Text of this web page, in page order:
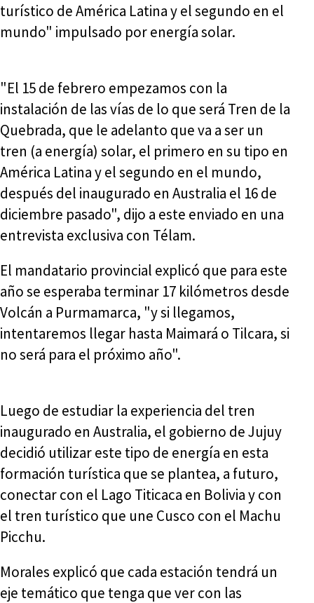
turístico de América Latina y el segundo en el
mundo" impulsado por energía solar.
"El 15 de febrero empezamos con la
instalación de las vías de lo que será Tren de la
Quebrada, que le adelanto que va a ser un
tren (a energía) solar, el primero en su tipo en
América Latina y el segundo en el mundo,
después del inaugurado en Australia el 16 de
diciembre pasado", dijo a este enviado en una
entrevista exclusiva con Télam.
El mandatario provincial explicó que para este
año se esperaba terminar 17 kilómetros desde
Volcán a Purmamarca, "y si llegamos,
intentaremos llegar hasta Maimará o Tilcara, si
no será para el próximo año".
Luego de estudiar la experiencia del tren
inaugurado en Australia, el gobierno de Jujuy
decidió utilizar este tipo de energía en esta
formación turística que se plantea, a futuro,
conectar con el Lago Titicaca en Bolivia y con
el tren turístico que une Cusco con el Machu
Picchu.
Morales explicó que cada estación tendrá un
eje temático que tenga que ver con las